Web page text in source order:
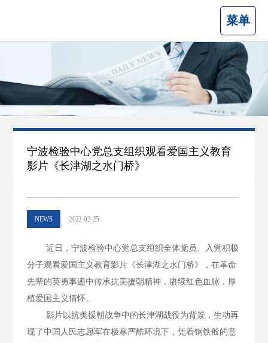
菜单
宁波检验中心党总支组织观看爱国主义教育
影片《长津湖之水门桥》
NEWS 2022-02-25
近日，宁波检验中心党总支组织全体党员、入党积极
分子观看爱国主义教育影片《长津湖之水门桥》，在革命
先辈的英勇事迹中传承抗美援朝精神，赓续红色血脉，厚
植爱国主义情怀。
影片以抗美援朝战争中的长津湖战役为背景，生动再
现了中国人民志愿军在极寒严酷环境下，凭着钢铁般的意